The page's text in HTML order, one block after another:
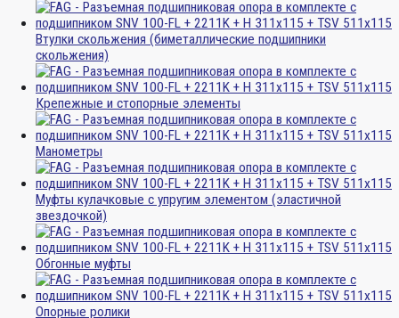
Втулки скольжения (биметаллические подшипники
скольжения)
Крепежные и стопорные элементы
Манометры
Муфты кулачковые с упругим элементом (эластичной
звездочкой)
Обгонные муфты
Опорные ролики